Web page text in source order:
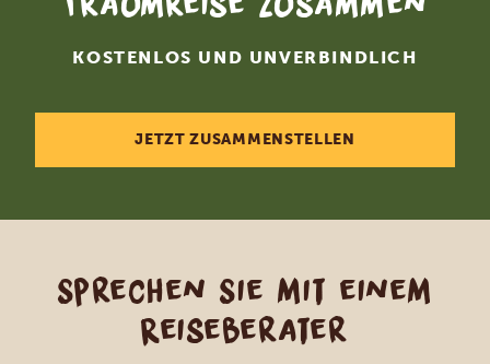
KOSTENLOS UND UNVERBINDLICH
JETZT ZUSAMMENSTELLEN
Sprechen Sie mit einem
Reiseberater